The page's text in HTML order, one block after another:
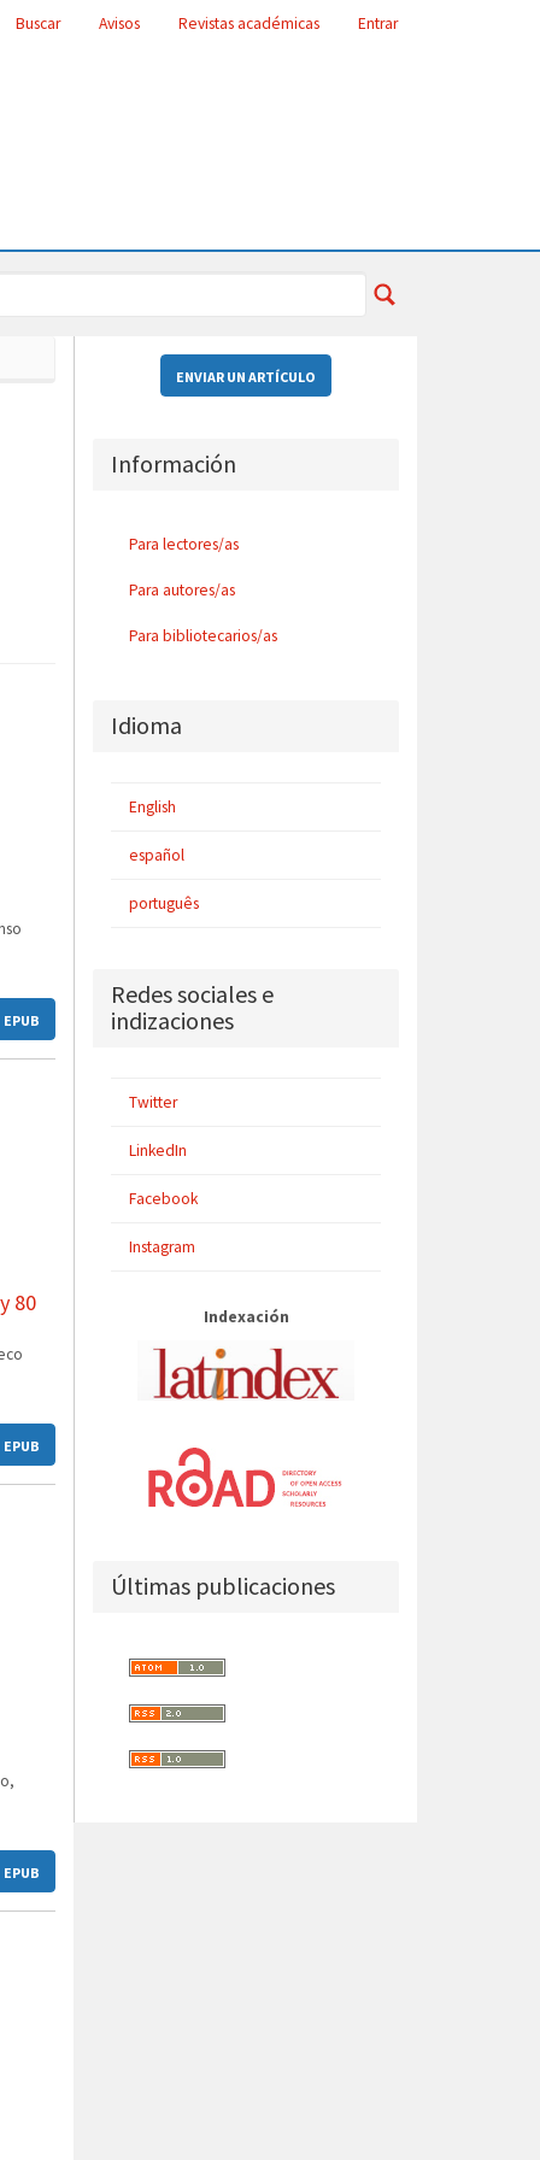
Buscar Avisos Revistas académicas Entrar
EPUB
80
EPUB
EPUB
ENVIAR UN ARTÍCULO
Información
Para lectores/as
Para autores/as
Para bibliotecarios/as
Idioma
English
español
português
Redes sociales e
indizaciones
Twitter
LinkedIn
Facebook
Instagram
Indexación
Últimas publicaciones